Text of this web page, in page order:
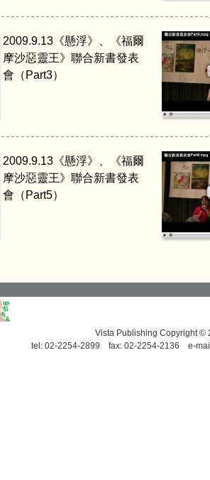
2009.9.13《懸浮》、《福爾
摩沙惡靈王》聯合新書發表
會（Part3）
2009.9.13《懸浮》、《福爾
摩沙惡靈王》聯合新書發表
會（Part5）
Vista Publishing Copyright ©
tel: 02-2254-2899 fax: 02-2254-2136 e-